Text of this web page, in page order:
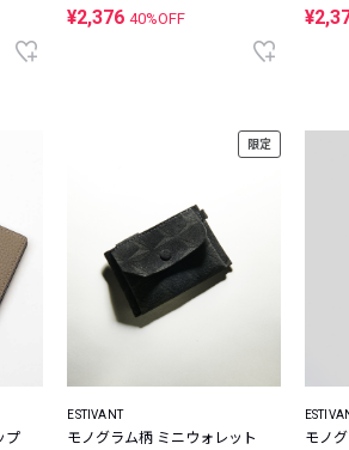
¥2,37640%OFF
プ
限定
ESTIVANT
モノグラム柄 ミニウォレット
モノ